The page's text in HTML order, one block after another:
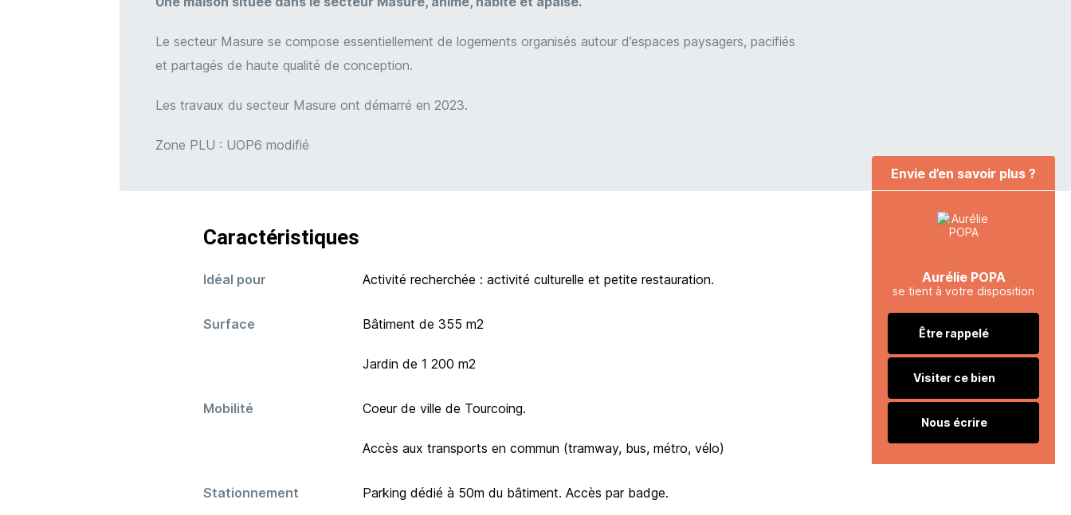
Le secteur Masure se compose essentiellement de logements organisés autour d’espaces paysagers, pacifiés
et partagés de haute qualité de conception.
Les travaux du secteur Masure ont démarré en 2023.
Zone PLU : UOP6 modifié
Envie d’en savoir plus ?
Aurélie POPA
se tient à votre disposition
Être rappelé
Visiter ce bien
Nous écrire
Caractéristiques
Idéal pour Activité recherchée : activité culturelle et petite restauration.
Surface Bâtiment de 355 m2
Jardin de 1 200 m2
Mobilité Coeur de ville de Tourcoing.
Accès aux transports en commun (tramway, bus, métro, vélo)
Stationnement Parking dédié à 50m du bâtiment. Accès par badge.